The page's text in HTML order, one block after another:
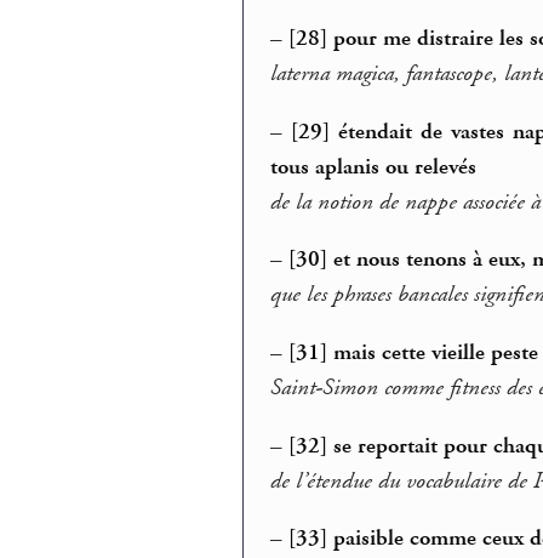
– [28] pour me distraire les
laterna magica, fantascope,
– [29] étendait de vastes
tous aplanis ou relevés
de la notion de nappe associée
– [30] et nous tenons à eux,
que les phrases bancales
– [31] mais cette vieille
Saint-Simon comme fitness des
– [32] se reportait pour
de l’étendue du vocabulaire de
– [33] paisible comme ceux